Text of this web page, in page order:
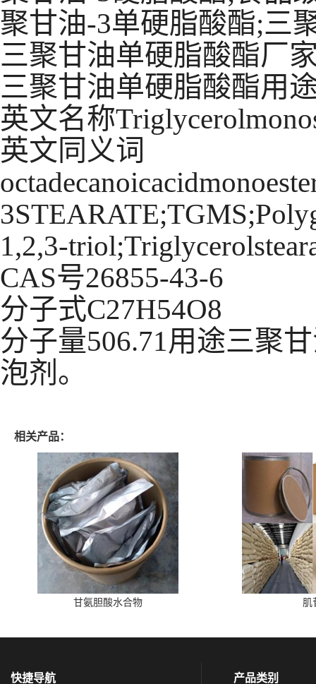
聚甘油-3单硬脂酸酯;三
三聚甘油单硬脂酸酯厂
三聚甘油单硬脂酸酯用
英文名称
英文同义词
1,2,3-
CAS号26855-43-6
分子式C27H54O8
分子量506.71用途三聚
泡剂。
相关产品：
甘氨胆酸水合物 肌
快捷导航 产品类别